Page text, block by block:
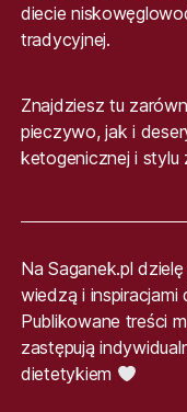
diecie
tradycyjnej.
Znajdziesz tu
pieczywo, jak i
ketogenicznej i stylu
Na Saganek.pl
wiedzą i
Publikowane treści
zastępują
dietetykiem